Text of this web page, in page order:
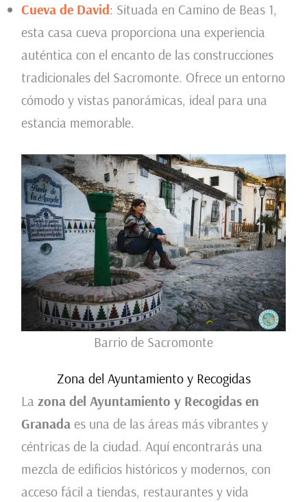
Cueva de David: Situada en Camino de Beas 1,
esta casa cueva proporciona una experiencia
auténtica con el encanto de las construcciones
tradicionales del Sacromonte. Ofrece un entorno
cómodo y vistas panorámicas, ideal para una
estancia memorable.
Barrio de Sacromonte
Zona del Ayuntamiento y Recogidas
La zona del Ayuntamiento y Recogidas en
Granadaes una de las áreas más vibrantes y
céntricas de la ciudad. Aquí encontrarás una
mezcla de edificios históricos y modernos, con
acceso fácil a tiendas, restaurantes y vida